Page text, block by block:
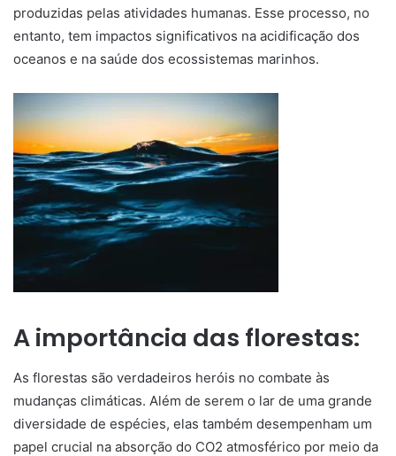
produzidas pelas atividades humanas. Esse processo, no
entanto, tem impactos significativos na acidificação dos
oceanos e na saúde dos ecossistemas marinhos.
A importância das florestas:
As florestas são verdadeiros heróis no combate às
mudanças climáticas. Além de serem o lar de uma grande
diversidade de espécies, elas também desempenham um
papel crucial na absorção do CO2 atmosférico por meio da